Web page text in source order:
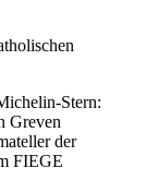
Stern:
Greven
der
FIEGE